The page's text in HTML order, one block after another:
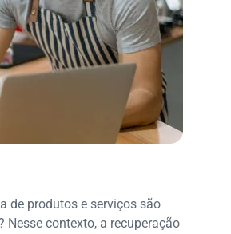
de produtos e serviços são
contexto, a recuperação